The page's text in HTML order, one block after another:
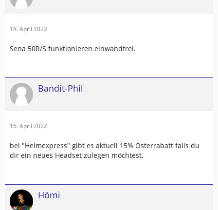
16. April 2022
Sena 50R/S funktionieren einwandfrei.
Bandit-Phil
16. April 2022
bei "Helmexpress" gibt es aktuell 15% Osterrabatt falls du
dir ein neues Headset zulegen möchtest.
Hömi